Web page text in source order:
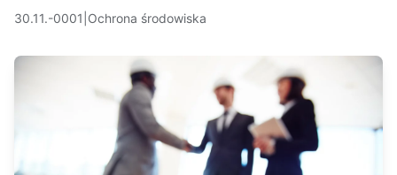
30.11.-0001 Ochrona środowiska